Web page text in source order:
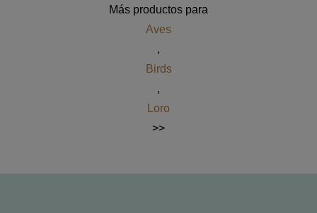
Más productos para
Aves
,
Birds
,
Loro
>>